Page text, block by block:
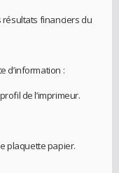
résultats financiers du
d’information :
de l’imprimeur.
plaquette papier.